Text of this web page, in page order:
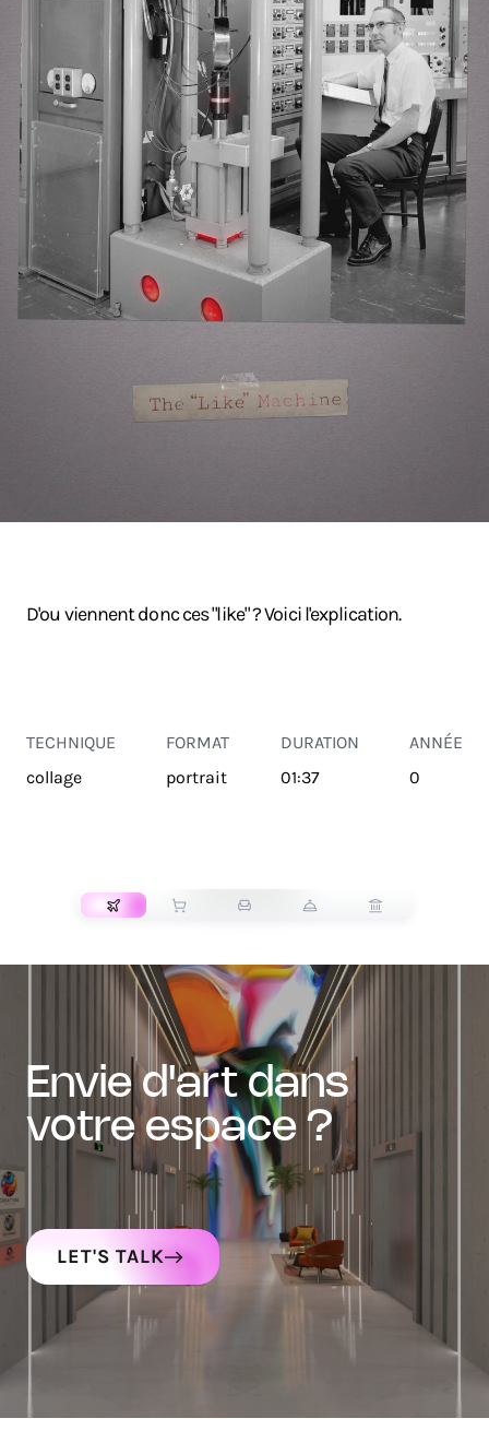
D'ou viennent donc ces "like" ? Voici l'explication.
TECHNIQUE
collage
FORMAT
portrait
DURATION
01:37
ANNÉE
0
envie d'art dans
votre espace ?
LET'S TALK